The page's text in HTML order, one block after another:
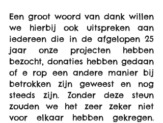
Een groot woord van dank willen
we hierbij ook uitspreken aan
iedereen die in de afgelopen 25
jaar onze projecten hebben
bezocht, donaties hebben gedaan
of e rop een andere manier bij
betrokken zijn geweest en nog
steeds zijn. Zonder deze steun
zouden we het zeer zeker niet
voor elkaar hebben gekregen.